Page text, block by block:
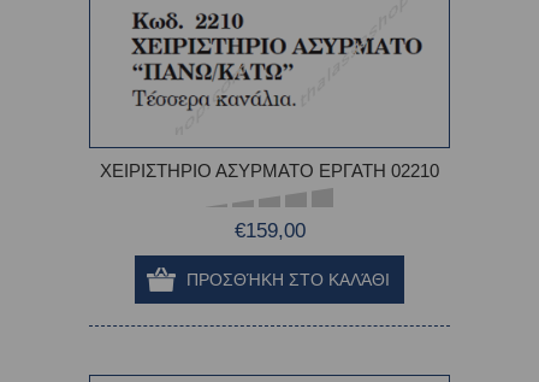
ΧΕΙΡΙΣΤΗΡΙΟ ΑΣΥΡΜΑΤΟ ΕΡΓΑΤΗ 02210
€159,00